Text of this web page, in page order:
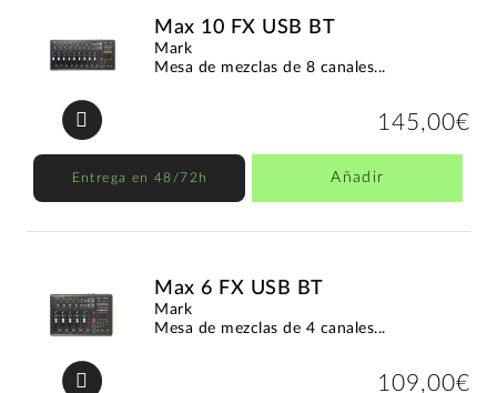
Max 10 FX USB BT
Mark
Mesa de mezclas de 8 canales...
145,00€
Entrega en 48/72h Añadir
Max 6 FX USB BT
Mark
Mesa de mezclas de 4 canales...
109,00€